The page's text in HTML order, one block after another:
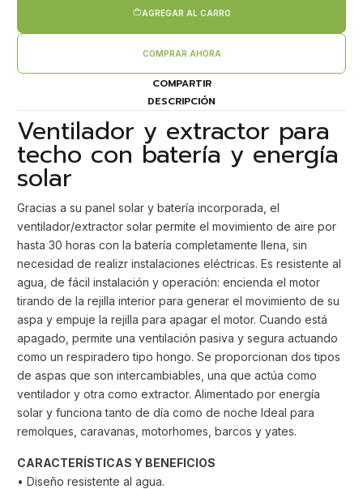
AGREGAR AL CARRO
COMPRAR AHORA
COMPARTIR
DESCRIPCIÓN
Ventilador y extractor para
techo con batería y energía
solar
Gracias a su panel solar y batería incorporada, el
ventilador/extractor solar permite el movimiento de aire por
hasta 30 horas con la batería completamente llena, sin
necesidad de realizr instalaciones eléctricas. Es resistente al
agua, de fácil instalación y operación: encienda el motor
tirando de la rejilla interior para generar el movimiento de su
aspa y empuje la rejilla para apagar el motor. Cuando está
apagado, permite una ventilación pasiva y segura actuando
como un respiradero tipo hongo. Se proporcionan dos tipos
de aspas que son intercambiables, una que actúa como
ventilador y otra como extractor. Alimentado por energía
solar y funciona tanto de día como de noche Ideal para
remolques, caravanas, motorhomes, barcos y yates.
CARACTERÍSTICAS Y BENEFICIOS
• Diseño resistente al agua.